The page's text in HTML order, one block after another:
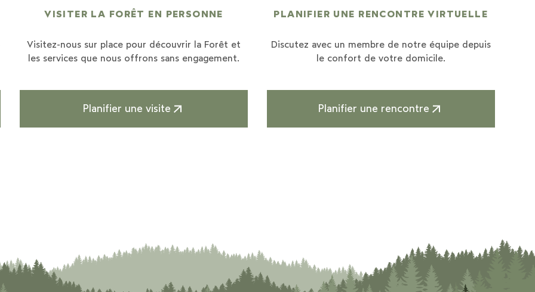
VISITER LA FORÊT EN PERSONNE
Visitez-nous sur place pour découvrir la Forêt et
les services que nous offrons sans engagement.
Planifier une visite
PLANIFIER UNE RENCONTRE VIRTUELLE
Discutez avec un membre de notre équipe depuis
le confort de votre domicile.
Planifier une rencontre